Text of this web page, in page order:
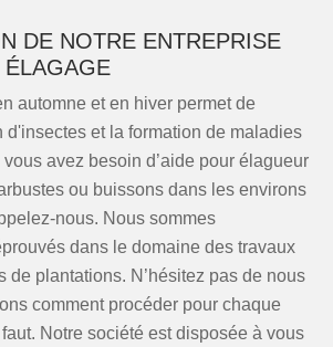
DE NOTRE ENTREPRISE
automne et en hiver permet de
d'insectes et la formation de maladies
avez besoin d’aide pour élagueur
ou buissons dans les environs
nous. Nous sommes
dans le domaine des travaux
de plantations. N’hésitez pas de nous
comment procéder pour chaque
Notre société est disposée à vous